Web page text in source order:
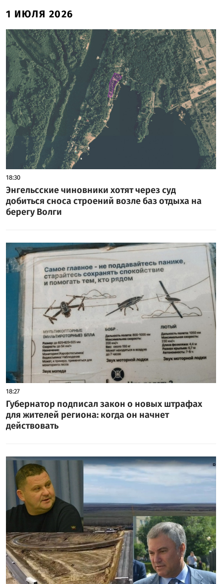
1 ИЮЛЯ 2026
18:30
Энгельсские чиновники хотят через суд
добиться сноса строений возле баз отдыха на
берегу Волги
18:27
Губернатор подписал закон о новых штрафах
для жителей региона: когда он начнет
действовать